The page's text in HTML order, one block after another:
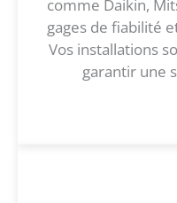
comme Daikin,
gages de fiabilité
Vos installations
garantir une